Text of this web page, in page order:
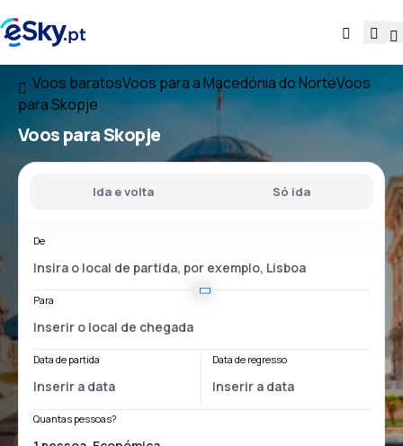
Voos baratosVoos para a Macedónia do NorteVoos
para Skopje
Voos para Skopje
Ida e volta Só ida
De
Para
Data de partida Data de regresso
Quantas pessoas?